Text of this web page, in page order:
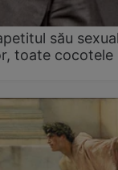
său
toate cocotele